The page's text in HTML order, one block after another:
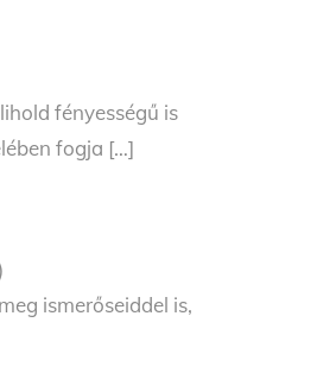
fényességű is
fogja […]
ismerőseiddel is,